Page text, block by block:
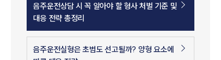
음주운전상담 시 꼭 알아야 할 형사 처벌 기준 및
대응 전략 총정리
음주운전실형은 초범도 선고될까? 양형 요소에